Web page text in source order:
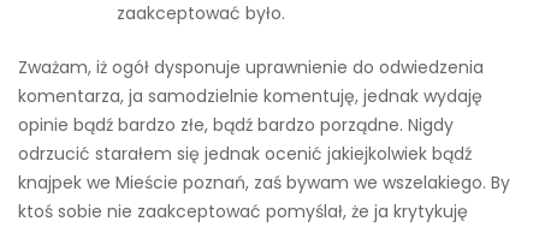
zaakceptować było.
Zważam, iż ogół dysponuje uprawnienie do odwiedzenia
komentarza, ja samodzielnie komentuję, jednak wydaję
opinie bądź bardzo złe, bądź bardzo porządne. Nigdy
odrzucić starałem się jednak ocenić jakiejkolwiek bądź
knajpek we Mieście poznań, zaś bywam we wszelakiego. By
ktoś sobie nie zaakceptować pomyślał, że ja krytykuję